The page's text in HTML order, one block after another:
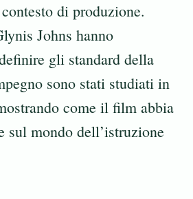
di produzione.
Johns hanno
gli standard della
sono stati studiati in
come il film abbia
sul mondo dell’istruzione